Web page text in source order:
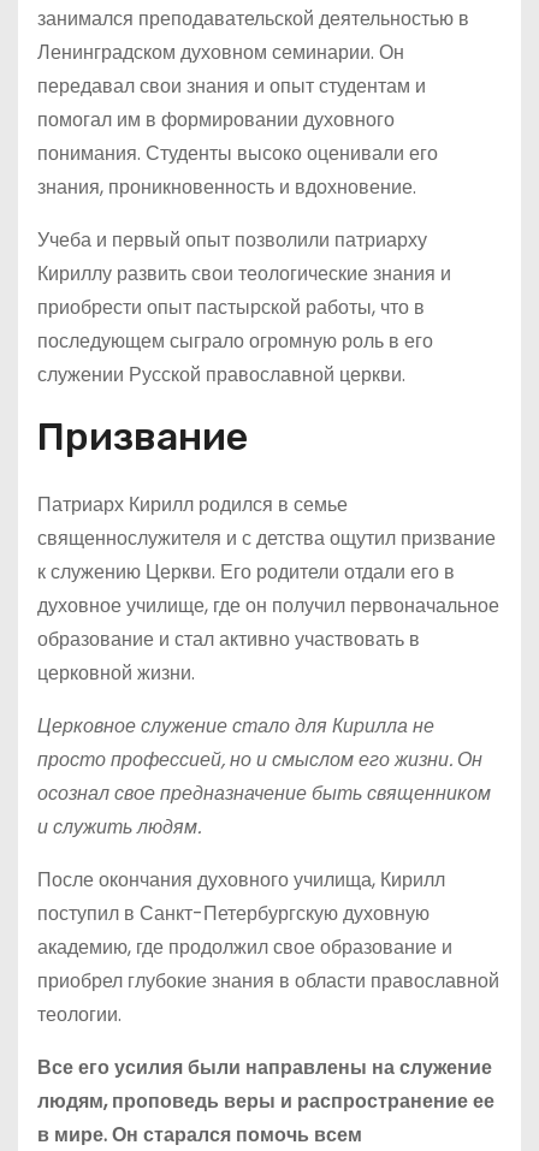
занимался преподавательской деятельностью в
Ленинградском духовном семинарии. Он
передавал свои знания и опыт студентам и
помогал им в формировании духовного
понимания. Студенты высоко оценивали его
знания, проникновенность и вдохновение.
Учеба и первый опыт позволили патриарху
Кириллу развить свои теологические знания и
приобрести опыт пастырской работы, что в
последующем сыграло огромную роль в его
служении Русской православной церкви.
Призвание
Патриарх Кирилл родился в семье
священнослужителя и с детства ощутил призвание
к служению Церкви. Его родители отдали его в
духовное училище, где он получил первоначальное
образование и стал активно участвовать в
церковной жизни.
Церковное служение стало для Кирилла не
просто профессией, но и смыслом его жизни. Он
осознал свое предназначение быть священником
и служить людям.
После окончания духовного училища, Кирилл
поступил в Санкт-Петербургскую духовную
академию, где продолжил свое образование и
приобрел глубокие знания в области православной
теологии.
Все его усилия были направлены на служение
людям, проповедь веры и распространение ее
в мире. Он старался помочь всем